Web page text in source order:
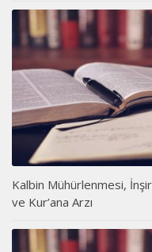
Kalbin Mühürlenmesi,
ve Kur’ana Arzı